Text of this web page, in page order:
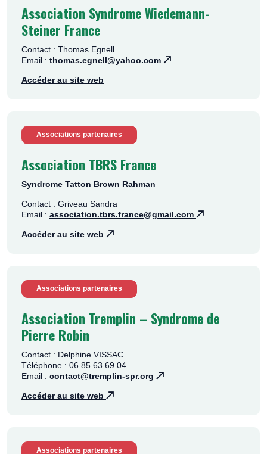
Association Syndrome Wiedemann-
Steiner France
Contact : Thomas Egnell
Email : thomas.egnell@yahoo.com
Accéder au site web
Associations partenaires
Association TBRS France
Syndrome Tatton Brown Rahman
Contact : Griveau Sandra
Email : association.tbrs.france@gmail.com
Accéder au site web
Associations partenaires
Association Tremplin – Syndrome de
Pierre Robin
Contact : Delphine VISSAC
Téléphone : 06 85 63 69 04
Email : contact@tremplin-spr.org
Accéder au site web
Associations partenaires